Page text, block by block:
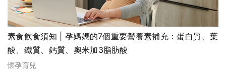
素食飲食須知 | 孕媽媽的7個重要營養素補充：蛋白質、葉
酸、鐵質、鈣質、奧米加3脂肪酸
懷孕育兒